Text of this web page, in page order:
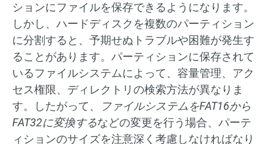
ションにファイルを保存できるようになります。
しかし、ハードディスクを複数のパーティション
に分割すると、予期せぬトラブルや困難が発生す
ることがあります。パーティションに保存されて
いるファイルシステムによって、容量管理、アク
セス権限、ディレクトリの検索方法が異なりま
す。したがって、
ファイルシステムをFAT16から
FAT32に変換するなどの変更を行う場合、パーテ
ィションのサイズを注意深く考慮しなければなり